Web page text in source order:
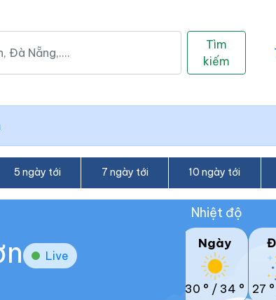
Tìm
kiếm
5 ngày tới 7 ngày tới 10 ngày tới
Live
Nhiệt độ
Ngày
30 ° / 34 ° 27 °